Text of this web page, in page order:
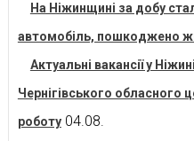
На Ніжинщині за добу
автомобіль, пошкоджено
Актуальні вакансії у
Чернігівського обласного
роботу 04.08.